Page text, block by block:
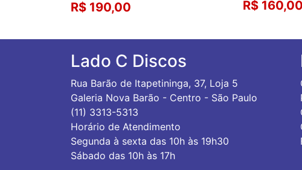
R$ 190,00 R$ 160,00
Lado C Discos
Rua Barão de Itapetininga, 37, Loja 5
Galeria Nova Barão - Centro - São Paulo
(11) 3313-5313
Horário de Atendimento
Segunda à sexta das 10h às 19h30
Sábado das 10h às 17h